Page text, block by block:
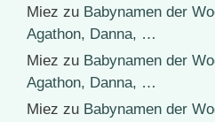
Miez zu Babynamen der
Agathon, Danna, …
Miez zu Babynamen der
Agathon, Danna, …
Miez zu Babynamen der